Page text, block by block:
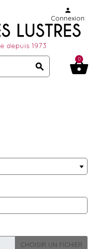
search
person
Connexion
shopping_basket
0
CHOISIR UN FICHIER